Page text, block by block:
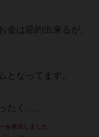
金は節約出来るが、
となってます。
たく…。
を表示しました